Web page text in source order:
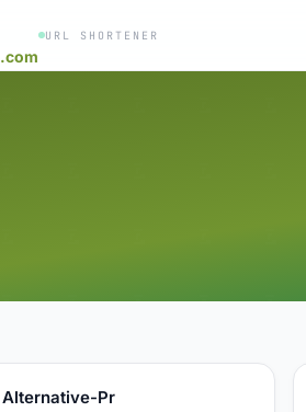
.com
URL SHORTENER
Alternative-Pr